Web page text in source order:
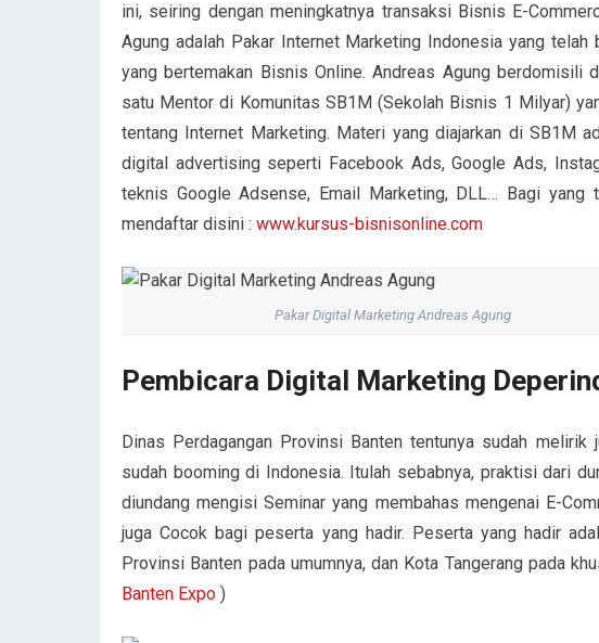
ini, seiring dengan meningkatnya transaksi Bisnis E-
Agung adalah Pakar Internet Marketing Indonesia yang telah
yang bertemakan Bisnis Online. Andreas Agung berdomisili
satu Mentor di Komunitas SB1M (Sekolah Bisnis 1 Milyar)
tentang Internet Marketing. Materi yang diajarkan di SB1M
digital advertising seperti Facebook Ads, Google Ads,
teknis Google Adsense, Email Marketing, DLL… Bagi yang
mendaftar disini : www.kursus-bisnisonline.com
Pakar Digital Marketing Andreas Agung
Pembicara Digital Marketing
Dinas Perdagangan Provinsi Banten tentunya sudah
sudah booming di Indonesia. Itulah sebabnya, praktisi dari
diundang mengisi Seminar yang membahas mengenai E-
juga Cocok bagi peserta yang hadir. Peserta yang hadir
Provinsi Banten pada umumnya, dan Kota Tangerang pada
Banten Expo )